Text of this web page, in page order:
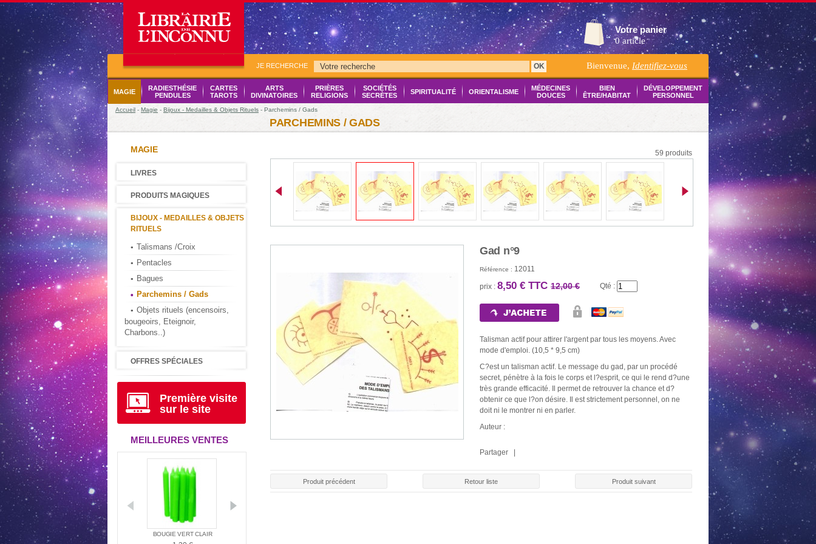
Votre panier
0 article
JE RECHERCHE OK Bienvenue, Identifiez-vous
MAGIE
RADIESTHÉSIE
PENDULES
CARTES
TAROTS
ARTS
DIVINATOIRES
PRIÈRES
RELIGIONS
SOCIÉTÉS
SECRÈTES
SPIRITUALITÉ ORIENTALISME
MÉDECINES
DOUCES
BIEN
ÊTRE/HABITAT
DÉVELOPPEMENT
PERSONNEL
Accueil - Magie - Bijoux - Medailles & Objets Rituels - Parchemins / Gads
PARCHEMINS / GADS
MAGIE
LIVRES
PRODUITS MAGIQUES
BIJOUX - MEDAILLES & OBJETS
RITUELS
Talismans /Croix
Pentacles
Bagues
Parchemins / Gads
Objets rituels (encensoirs,
bougeoirs, Eteignoir,
Charbons..)
OFFRES SPÉCIALES
Première visite
sur le site
MEILLEURES VENTES
LE LIVRE D'URANTIA BOUGIE VERT CLAIR NEUVAINE NOIRE
59 produits
Gad n°9
Référence : 12011
prix : 8,50 € TTC 12,00 € Qté :
Talisman actif pour attirer l'argent par tous les moyens. Avec
mode d'emploi. (10,5 * 9,5 cm)
C?est un talisman actif. Le message du gad, par un procédé
secret, pénètre à la fois le corps et l?esprit, ce qui le rend d?une
très grande efficacité. Il permet de retrouver la chance et d?
obtenir ce que l?on désire. Il est strictement personnel, on ne
doit ni le montrer ni en parler.
Auteur :
Partager |
Produit précédent Retour liste Produit suivant